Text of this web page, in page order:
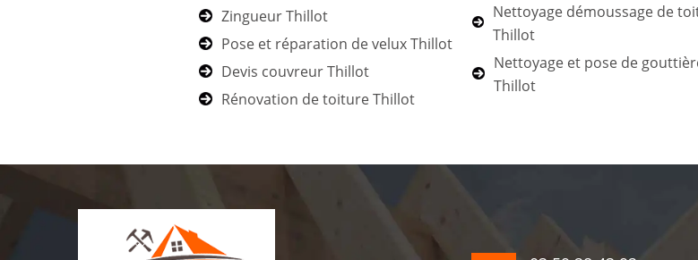
Zingueur Thillot
Pose et réparation de velux Thillot
Devis couvreur Thillot
Rénovation de toiture Thillot
Nettoyage démoussage de
Thillot
Nettoyage et pose de
Thillot